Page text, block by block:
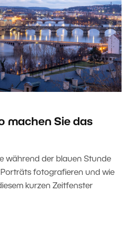
machen Sie das
während der blauen Stunde
fotografieren und wie
kurzen Zeitfenster